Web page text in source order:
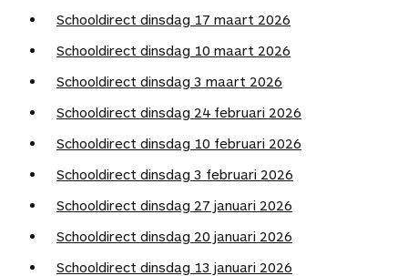
Schooldirect dinsdag 17 maart 2026
Schooldirect dinsdag 10 maart 2026
Schooldirect dinsdag 3 maart 2026
Schooldirect dinsdag 24 februari 2026
Schooldirect dinsdag 10 februari 2026
Schooldirect dinsdag 3 februari 2026
Schooldirect dinsdag 27 januari 2026
Schooldirect dinsdag 20 januari 2026
Schooldirect dinsdag 13 januari 2026